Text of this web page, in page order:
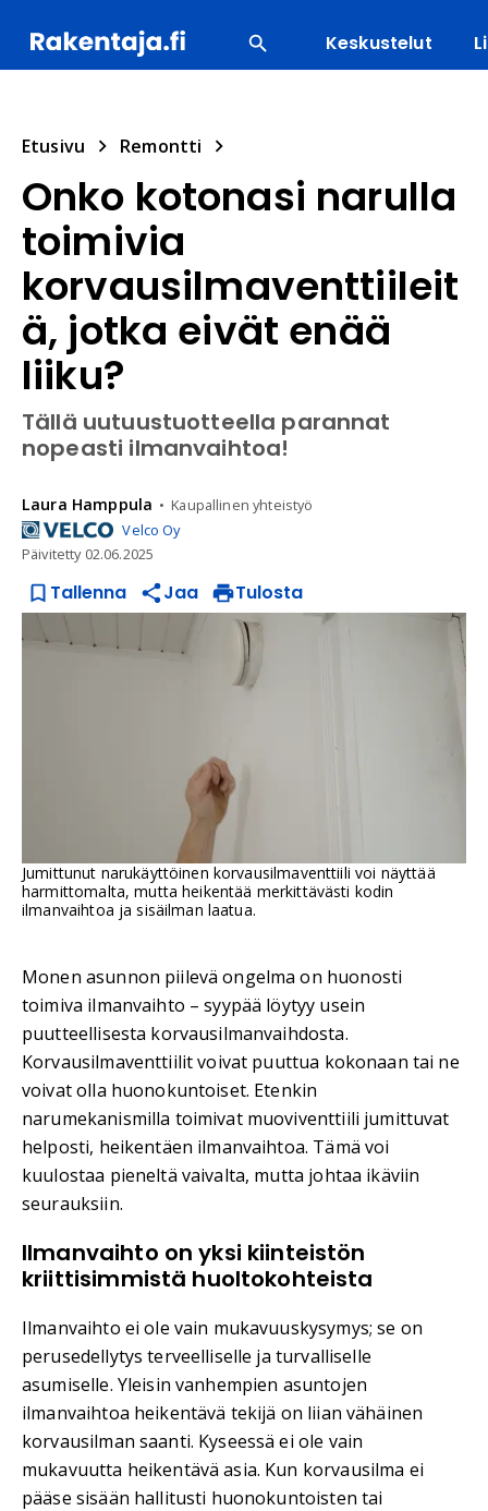
Keskustelut
Etusivu Remontti
Onko kotonasi narulla
toimivia
korvausilmaventtiileit
ä, jotka eivät enää
liiku?
Tällä uutuustuotteella parannat
nopeasti ilmanvaihtoa!
Laura Hamppula
Kaupallinen yhteistyö
Velco Oy
Päivitetty 02.06.2025
Tallenna Jaa Tulosta
Jumittunut narukäyttöinen korvausilmaventtiili voi näyttää
harmittomalta, mutta heikentää merkittävästi kodin
ilmanvaihtoa ja sisäilman laatua.
Monen asunnon piilevä ongelma on huonosti
toimiva ilmanvaihto – syypää löytyy usein
puutteellisesta korvausilmanvaihdosta.
Korvausilmaventtiilit voivat puuttua kokonaan tai ne
voivat olla huonokuntoiset. Etenkin
narumekanismilla toimivat muoviventtiili jumittuvat
helposti, heikentäen ilmanvaihtoa. Tämä voi
kuulostaa pieneltä vaivalta, mutta johtaa ikäviin
seurauksiin.
Ilmanvaihto on yksi kiinteistön
kriittisimmistä huoltokohteista
Ilmanvaihto ei ole vain mukavuuskysymys; se on
perusedellytys terveelliselle ja turvalliselle
asumiselle. Yleisin vanhempien asuntojen
ilmanvaihtoa heikentävä tekijä on liian vähäinen
korvausilman saanti. Kyseessä ei ole vain
mukavuutta heikentävä asia. Kun korvausilma ei
pääse sisään hallitusti huonokuntoisten tai